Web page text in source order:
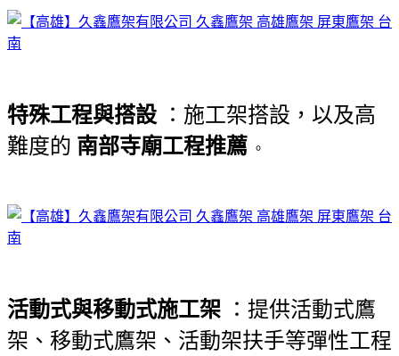
特殊工程與搭設 ：施工架搭設，以及高
難度的 南部寺廟工程推薦 。
活動式與移動式施工架 ：提供活動式鷹
架、移動式鷹架、活動架扶手等彈性工程